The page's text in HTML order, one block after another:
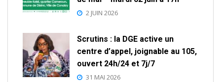
2 JUIN 2026
Scrutins : la DGE active un
centre d’appel, joignable au 105,
ouvert 24h/24 et 7j/7
31 MAI 2026